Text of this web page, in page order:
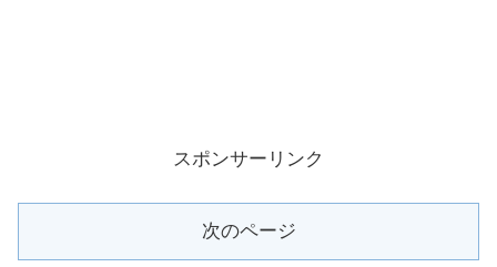
スポンサーリンク
次のページ